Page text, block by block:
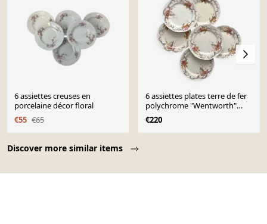
Discover more similar items
6 assiettes creuses en
porcelaine décor floral
€55 €65
6 assiettes plates terre de fer
polychrome "Wentworth"
Emile Bourgeois
€220